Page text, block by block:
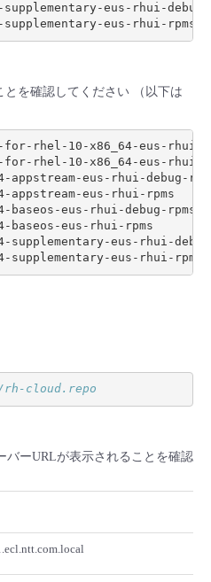
eus-rhui-debug-
を確認してください （以下は
rhel-10-x86_64-eus-rhui-
rhel-10-x86_64-eus-rhui-
eus-rhui-debug-
eus-rhui-rpms
eus-rhui-debug-rpms
eus-rhui-rpms
eus-rhui-
cloud.repo
バーURLが表示されることを確認